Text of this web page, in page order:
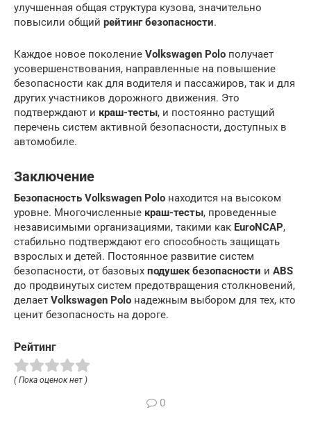
улучшенная общая структура кузова, значительно
повысили общий рейтинг безопасности.
Каждое новое поколение Volkswagen Polo получает
усовершенствования, направленные на повышение
безопасности как для водителя и пассажиров, так и для
других участников дорожного движения. Это
подтверждают и краш-тесты, и постоянно растущий
перечень систем активной безопасности, доступных в
автомобиле.
Заключение
Безопасность Volkswagen Polo находится на высоком
уровне. Многочисленные краш-тесты, проведенные
независимыми организациями, такими как EuroNCAP,
стабильно подтверждают его способность защищать
взрослых и детей. Постоянное развитие систем
безопасности, от базовых подушек безопасности и ABS
до продвинутых систем предотвращения столкновений,
делает Volkswagen Polo надежным выбором для тех, кто
ценит безопасность на дороге.
Рейтинг
( Пока оценок нет )
0